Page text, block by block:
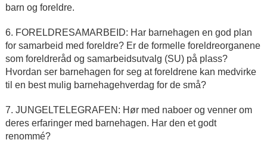
barn og foreldre.
6. FORELDRESAMARBEID: Har barnehagen en god plan
for samarbeid med foreldre? Er de formelle foreldreorganene
som foreldreråd og samarbeidsutvalg (SU) på plass?
Hvordan ser barnehagen for seg at foreldrene kan medvirke
til en best mulig barnehagehverdag for de små?
7. JUNGELTELEGRAFEN: Hør med naboer og venner om
deres erfaringer med barnehagen. Har den et godt
renommé?